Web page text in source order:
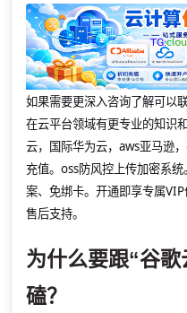
如果需要更深入咨询了解可以
在云平台领域有更专业的知识
云，国际华为云，aws亚马逊
充值。oss防风控上传加密系
案、免绑卡。开通即享专属
售后支持。
为什么要跟“谷
磕？